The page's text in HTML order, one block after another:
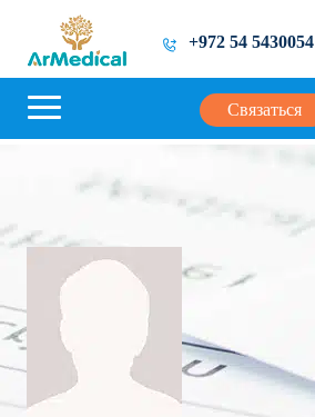
+972 54 5430054
Связаться